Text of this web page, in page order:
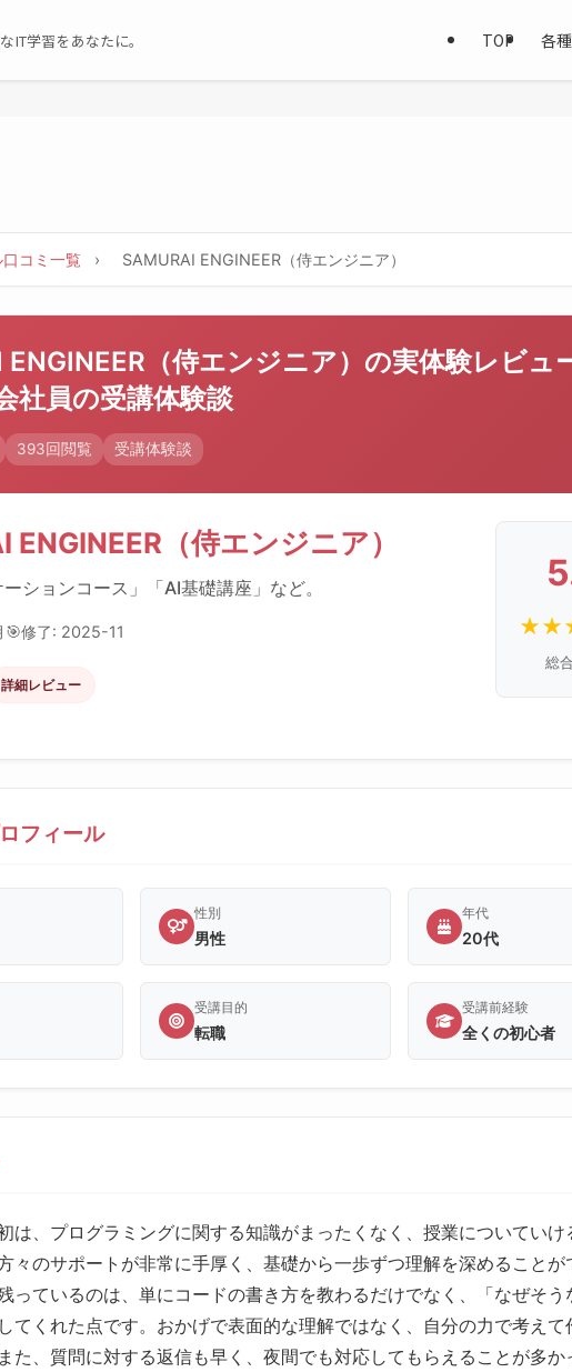
IT学習をあなたに。 TOP 各
口コミ一覧 › SAMURAI ENGINEER（侍エンジニア）
ENGINEER（侍エンジニア）の実体験レビュ
社員の受講体験談
393回閲覧 受講体験談
ENGINEER（侍エンジニア）
ーションコース」「AI基礎講座」など。
🎯修了: 2025-11
詳細レビュー
★★
総
フィール
性別
男性
年代
20代
受講目的
転職
受講前経験
全くの初心者
は、プログラミングに関する知識がまったくなく、授業についていけ
々のサポートが非常に手厚く、基礎から一歩ずつ理解を深めることが
っているのは、単にコードの書き方を教わるだけでなく、「なぜそう
てくれた点です。おかげで表面的な理解ではなく、自分の力で考えて
た、質問に対する返信も早く、夜間でも対応してもらえることが多か